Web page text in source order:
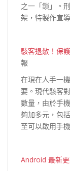
之一「鎖」。
架，特製作宣
駭客退散！保
報
在現在人手一
要。現代駭客
數量，由於手
夠加多元，包
至可以啟用手
Android 最新